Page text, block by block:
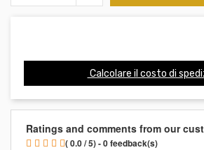
Calcolare il costo di
Ratings and comments from our
( 0.0 / 5) - 0 feedback(s)